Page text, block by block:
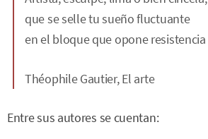
que se selle tu sueño fluctuante
en el bloque que opone resistencia
Théophile Gautier,El arte
Entre sus autores se cuentan: